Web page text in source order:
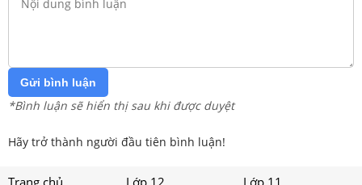
Gửi bình luận
*Bình luận sẽ hiển thị sau khi được duyệt
Hãy trở thành người đầu tiên bình luận!
Trang chủ Lớp 12
Lớp 11